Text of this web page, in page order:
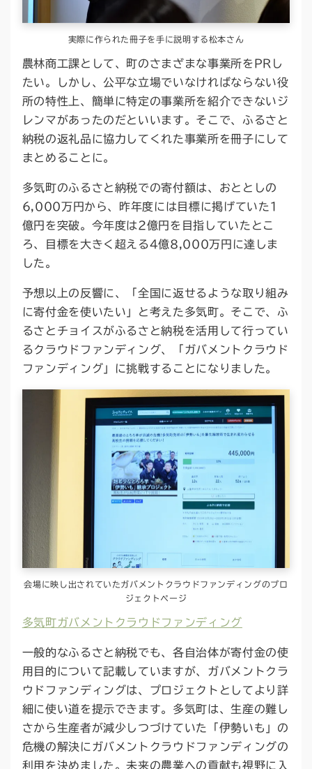
実際に作られた冊子を手に説明する松本さん
農林商工課として、町のさまざまな事業所をPRし
たい。しかし、公平な立場でいなければならない役
所の特性上、簡単に特定の事業所を紹介できないジ
レンマがあったのだといいます。そこで、ふるさと
納税の返礼品に協力してくれた事業所を冊子にして
まとめることに。
多気町のふるさと納税での寄付額は、おととしの
6,000万円から、昨年度には目標に掲げていた1
億円を突破。今年度は2億円を目指していたとこ
ろ、目標を大きく超える4億8,000万円に達しま
した。
予想以上の反響に、「全国に返せるような取り組み
に寄付金を使いたい」と考えた多気町。そこで、ふ
るさとチョイスがふるさと納税を活用して行ってい
るクラウドファンディング、「ガバメントクラウド
ファンディング」に挑戦することになりました。
会場に映し出されていたガバメントクラウドファンディングのプロ
ジェクトページ
多気町ガバメントクラウドファンディング
一般的なふるさと納税でも、各自治体が寄付金の使
用目的について記載していますが、ガバメントクラ
ウドファンディングは、プロジェクトとしてより詳
細に使い道を提示できます。多気町は、生産の難し
さから生産者が減少しつづけていた「伊勢いも」の
危機の解決にガバメントクラウドファンディングの
利用を決めました。未来の農業への貢献も視野に入